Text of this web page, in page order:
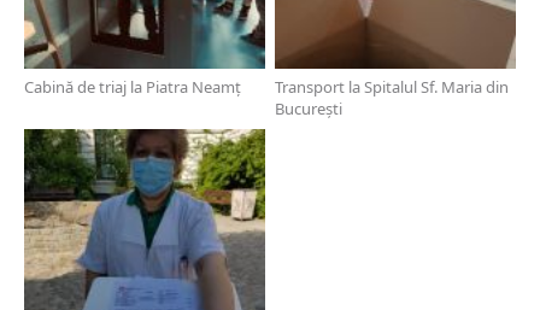
Cabină de triaj la Piatra Neamț
Transport la Spitalul Sf. Maria din
București